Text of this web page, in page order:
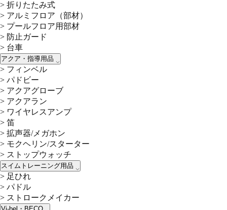
> 折りたたみ式
> アルミフロア（部材）
> プールフロア用部材
> 防止ガード
> 台車
アクア・指導用品
> フィンベル
> パドビー
> アクアグローブ
> アクアラン
> ワイヤレスアンプ
> 笛
> 拡声器/メガホン
> モクヘリン/スターター
> ストップウォッチ
スイムトレーニング用品
> 足ひれ
> パドル
> ストロークメイカー